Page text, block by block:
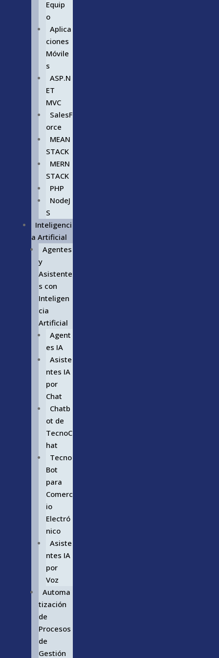
Equip
o
Aplica
ciones
Móvile
s
ASP.N
ET
MVC
SalesF
orce
MEAN
STACK
MERN
STACK
PHP
NodeJ
S
Inteligenci
a Artificial
Agentes
y
Asistente
s con
Inteligen
cia
Artificial
Agent
es IA
Asiste
ntes IA
por
Chat
Chatb
ot de
TecnoC
hat
Tecno
Bot
para
Comerc
io
Electró
nico
Asiste
ntes IA
por
Voz
Automa
tización
de
Procesos
de
Gestión